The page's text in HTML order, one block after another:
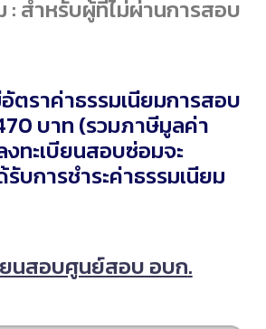
: สำหรับผู้ที่ไม่ผ่านการสอบ
ตราค่าธรรมเนียมการสอบ
บาท (รวมภาษีมูลค่า
งทะเบียนสอบซ่อมจะ
บการชำระค่าธรรมเนียม
ยนสอบศูนย์สอบ อบก.